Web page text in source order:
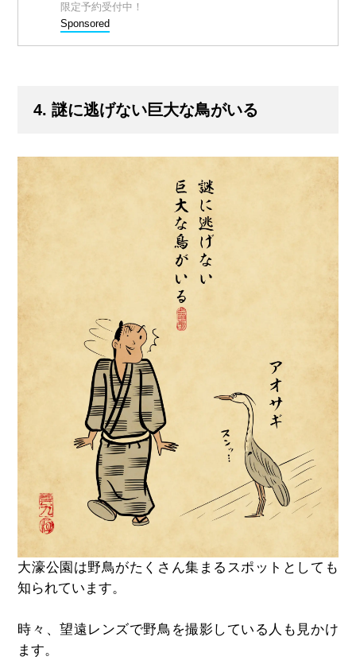
限定予約受付中！
Sponsored
4. 謎に逃げない巨大な鳥がいる
大濠公園は野鳥がたくさん集まるスポットとしても
知られています。
時々、望遠レンズで野鳥を撮影している人も見かけ
ます。